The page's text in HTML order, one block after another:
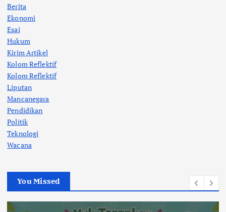
Berita
Ekonomi
Esai
Hukum
Kirim Artikel
Kolom Reflektif
Kolom Reflektif
Liputan
Mancanegara
Pendidikan
Politik
Teknologi
Wacana
You Missed